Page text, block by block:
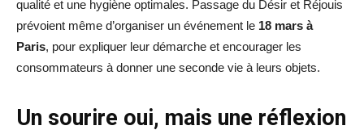
qualité et une hygiène optimales. Passage du Désir et Réjouis
prévoient même d’organiser un événement le 18 mars à
Paris, pour expliquer leur démarche et encourager les
consommateurs à donner une seconde vie à leurs objets.
Un sourire oui, mais une réflexion